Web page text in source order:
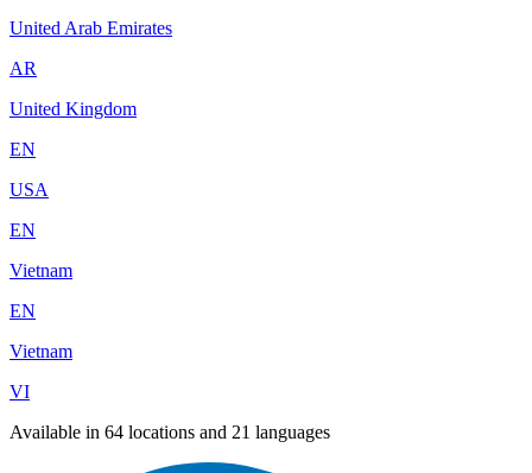
United Arab Emirates
AR
United Kingdom
EN
USA
EN
Vietnam
EN
Vietnam
VI
Available in 64 locations and 21 languages